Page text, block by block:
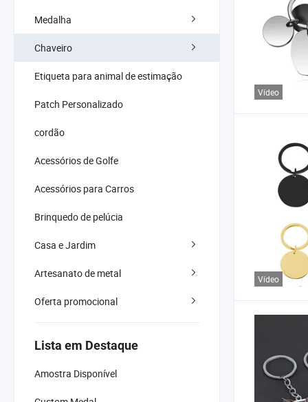
Medalha
Chaveiro
Etiqueta para animal de estimação
Patch Personalizado
cordão
Acessórios de Golfe
Acessórios para Carros
Brinquedo de pelúcia
Casa e Jardim
Artesanato de metal
Oferta promocional
Lista em Destaque
Amostra Disponível
Vídeo
Vídeo